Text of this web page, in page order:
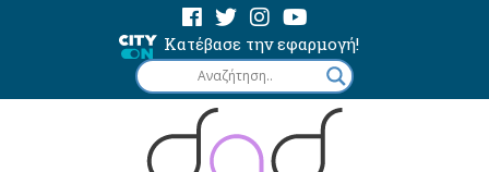
Κατέβασε την εφαρμογή!